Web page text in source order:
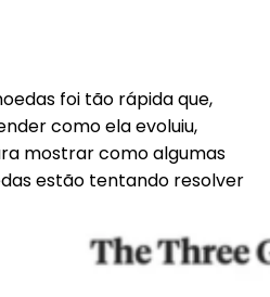
foi tão rápida que,
como ela evoluiu,
mostrar como algumas
estão tentando resolver